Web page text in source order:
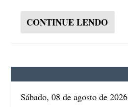
CONTINUE LENDO
Sábado, 08 de agosto de 2026